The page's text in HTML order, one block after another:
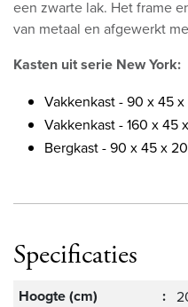
een zwarte lak. Het frame
van metaal en afgewerkt
Kasten uit serie New York:
Vakkenkast - 90 x 45
Vakkenkast - 160 x 45
Bergkast - 90 x 45 x
Specificaties
Hoogte (cm) :